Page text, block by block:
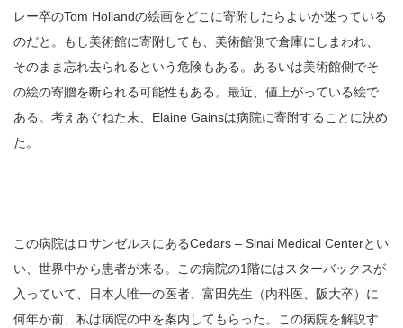
レー卒のTom Hollandの絵画をどこに寄附したらよいか迷っている
のだと。もし美術館に寄附しても、美術館側で倉庫にしまわれ、
そのまま忘れ去られるという危険もある。あるいは美術館側でそ
の絵の寄贈を断られる可能性もある。最近、値上がっている絵で
ある。考えあぐねた末、Elaine Gainsは病院に寄附することに決め
た。
この病院はロサンゼルスにあるCedars – Sinai Medical Centerとい
い、世界中から患者が来る。この病院の1階にはスターバックスが
入っていて、日本人唯一の医者、富田先生（内科医、阪大卒）に
何年か前、私は病院の中を案内してもらった。この病院を解説す